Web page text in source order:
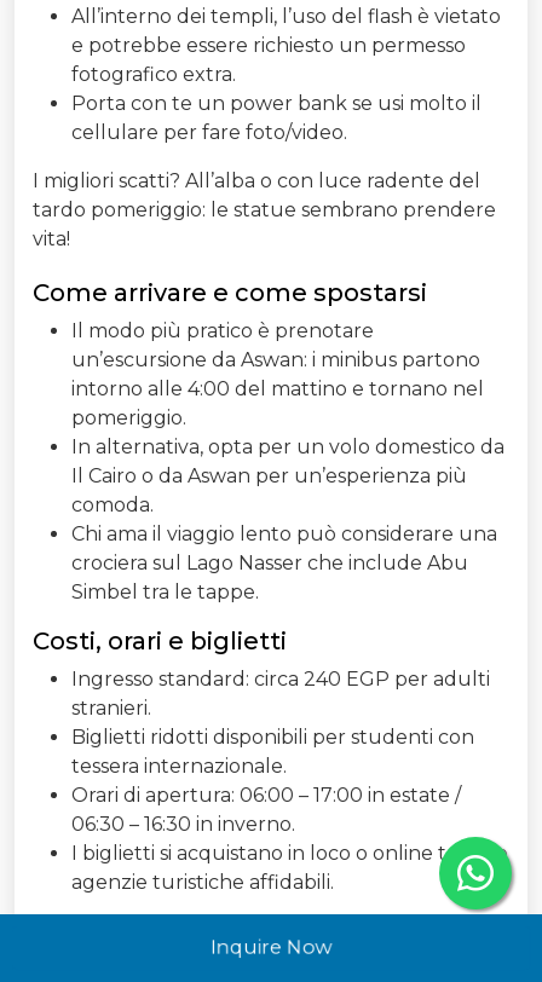
All’interno dei templi, l’uso del flash è vietato
e potrebbe essere richiesto un permesso
fotografico extra.
Porta con te un power bank se usi molto il
cellulare per fare foto/video.
I migliori scatti? All’alba o con luce radente del
tardo pomeriggio: le statue sembrano prendere
vita!
Come arrivare e come spostarsi
Il modo più pratico è prenotare
un’escursione da Aswan: i minibus partono
intorno alle 4:00 del mattino e tornano nel
pomeriggio.
In alternativa, opta per un volo domestico da
Il Cairo o da Aswan per un’esperienza più
comoda.
Chi ama il viaggio lento può considerare una
crociera sul Lago Nasser che include Abu
Simbel tra le tappe.
Costi, orari e biglietti
Ingresso standard: circa 240 EGP per adulti
stranieri.
Biglietti ridotti disponibili per studenti con
tessera internazionale.
Orari di apertura: 06:00 – 17:00 in estate /
06:30 – 16:30 in inverno.
I biglietti si acquistano in loco o online tramite
agenzie turistiche affidabili.
Guida turistica: sì o no?
Inquire Now